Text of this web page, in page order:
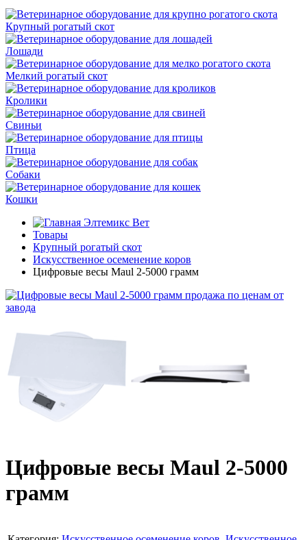
Крупный рогатый скот
Лошади
Мелкий рогатый скот
Кролики
Свиньи
Птица
Собаки
Кошки
Элтемикс Вет
Товары
Крупный рогатый скот
Искусственное осеменение коров
Цифровые весы Maul 2-5000 грамм
Цифровые весы Maul 2-5000
грамм